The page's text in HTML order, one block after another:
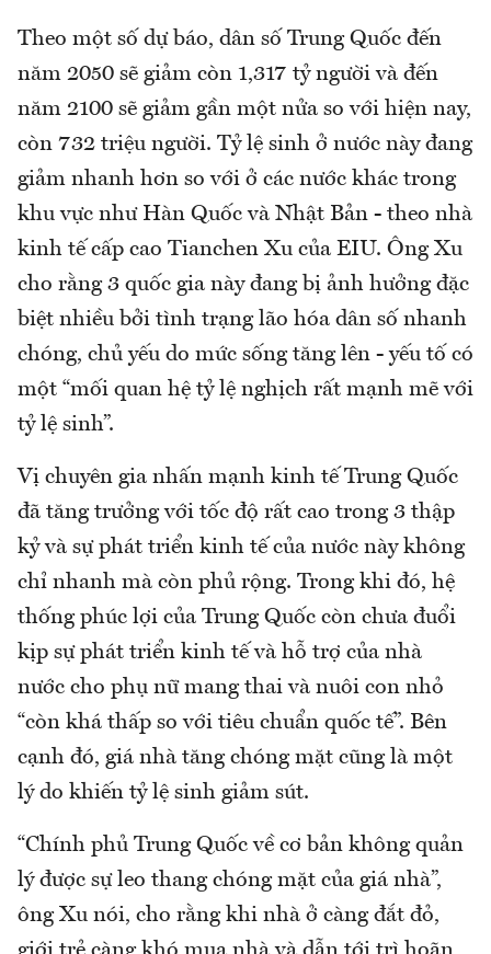
Theo một số dự báo, dân số Trung Quốc đến
năm 2050 sẽ giảm còn 1,317 tỷ người và đến
năm 2100 sẽ giảm gần một nửa so với hiện nay,
còn 732 triệu người. Tỷ lệ sinh ở nước này đang
giảm nhanh hơn so với ở các nước khác trong
khu vực như Hàn Quốc và Nhật Bản - theo nhà
kinh tế cấp cao Tianchen Xu của EIU. Ông Xu
cho rằng 3 quốc gia này đang bị ảnh hưởng đặc
biệt nhiều bởi tình trạng lão hóa dân số nhanh
chóng, chủ yếu do mức sống tăng lên - yếu tố có
một “mối quan hệ tỷ lệ nghịch rất mạnh mẽ với
tỷ lệ sinh”.
Vị chuyên gia nhấn mạnh kinh tế Trung Quốc
đã tăng trưởng với tốc độ rất cao trong 3 thập
kỷ và sự phát triển kinh tế của nước này không
chỉ nhanh mà còn phủ rộng. Trong khi đó, hệ
thống phúc lợi của Trung Quốc còn chưa đuổi
kịp sự phát triển kinh tế và hỗ trợ của nhà
nước cho phụ nữ mang thai và nuôi con nhỏ
“còn khá thấp so với tiêu chuẩn quốc tế”. Bên
cạnh đó, giá nhà tăng chóng mặt cũng là một
lý do khiến tỷ lệ sinh giảm sút.
“Chính phủ Trung Quốc về cơ bản không quản
lý được sự leo thang chóng mặt của giá nhà”,
ông Xu nói, cho rằng khi nhà ở càng đắt đỏ,